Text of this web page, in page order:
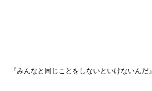
『みんなと同じことをしないといけないんだ』